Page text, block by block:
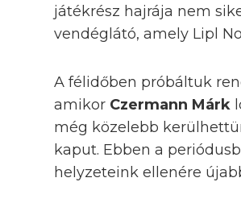
játékrész hajrája nem
vendéglátó, amely Lipl
A félidőben próbáltuk
amikor Czermann Márk
még közelebb
kaput. Ebben a
helyzeteink ellenére